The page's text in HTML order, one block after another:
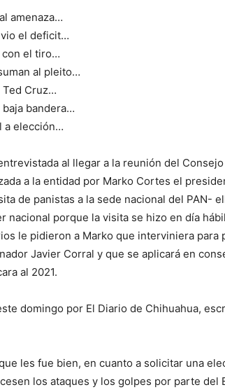
amenaza…
vio el deficit…
con el tiro…
al pleito…
Ted Cruz…
bandera…
a elección…
al llegar a la reunión del
a la entidad por Marko Cortes el
de panistas a la sede nacional del PAN-
nacional porque la visita se hizo en día
le pidieron a Marko que interviniera para
Javier Corral y que se aplicará en
al 2021.
domingo por El Diario de Chihuahua,
les fue bien, en cuanto a solicitar una
los ataques y los golpes por parte del